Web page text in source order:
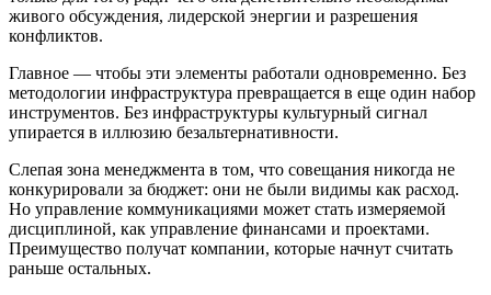
живого обсуждения, лидерской энергии и разрешения
конфликтов.
Главное — чтобы эти элементы работали одновременно. Без
методологии инфраструктура превращается в еще один набор
инструментов. Без инфраструктуры культурный сигнал
упирается в иллюзию безальтернативности.
Слепая зона менеджмента в том, что совещания никогда не
конкурировали за бюджет: они не были видимы как расход.
Но управление коммуникациями может стать измеряемой
дисциплиной, как управление финансами и проектами.
Преимущество получат компании, которые начнут считать
раньше остальных.